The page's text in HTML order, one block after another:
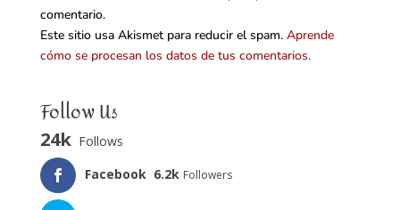
comentario.
Este sitio usa Akismet para reducir el spam. Aprende
cómo se procesan los datos de tus comentarios.
Follow Us
24k Follows
Facebook 6.2k Followers